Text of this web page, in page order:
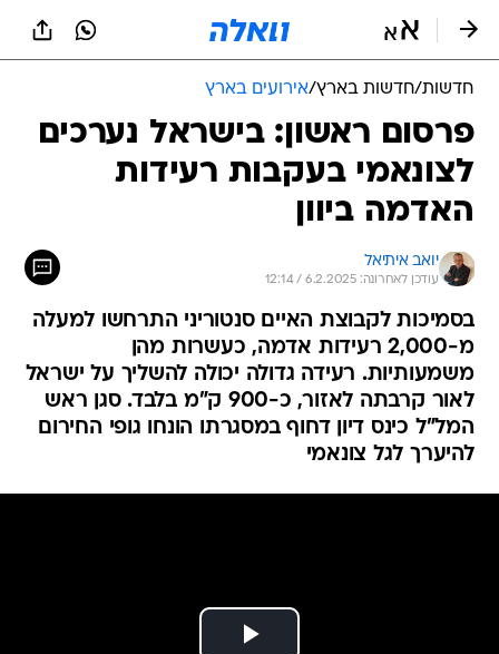
חדשות/חדשות בארץ/אירועים בארץ
פרסום ראשון: בישראל נערכים
לצונאמי בעקבות רעידות
האדמה ביוון
יואב איתיאל
עודכן לאחרונה: 6.2.2025 / 12:14
בסמיכות לקבוצת האיים סנטוריני התרחשו למעלה
מ-2,000 רעידות אדמה, כעשרות מהן
משמעותיות. רעידה גדולה יכולה להשליך על ישראל
לאור קרבתה לאזור, כ-900 ק"מ בלבד. סגן ראש
המל"ל כינס דיון דחוף במסגרתו הונחו גופי החירום
להיערך לגל צונאמי